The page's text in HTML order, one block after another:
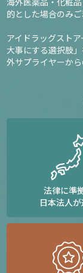
的とした場合のみご
アイドラッグスト
大事にする選択肢
外サプライヤーか
法律に準
日本法人